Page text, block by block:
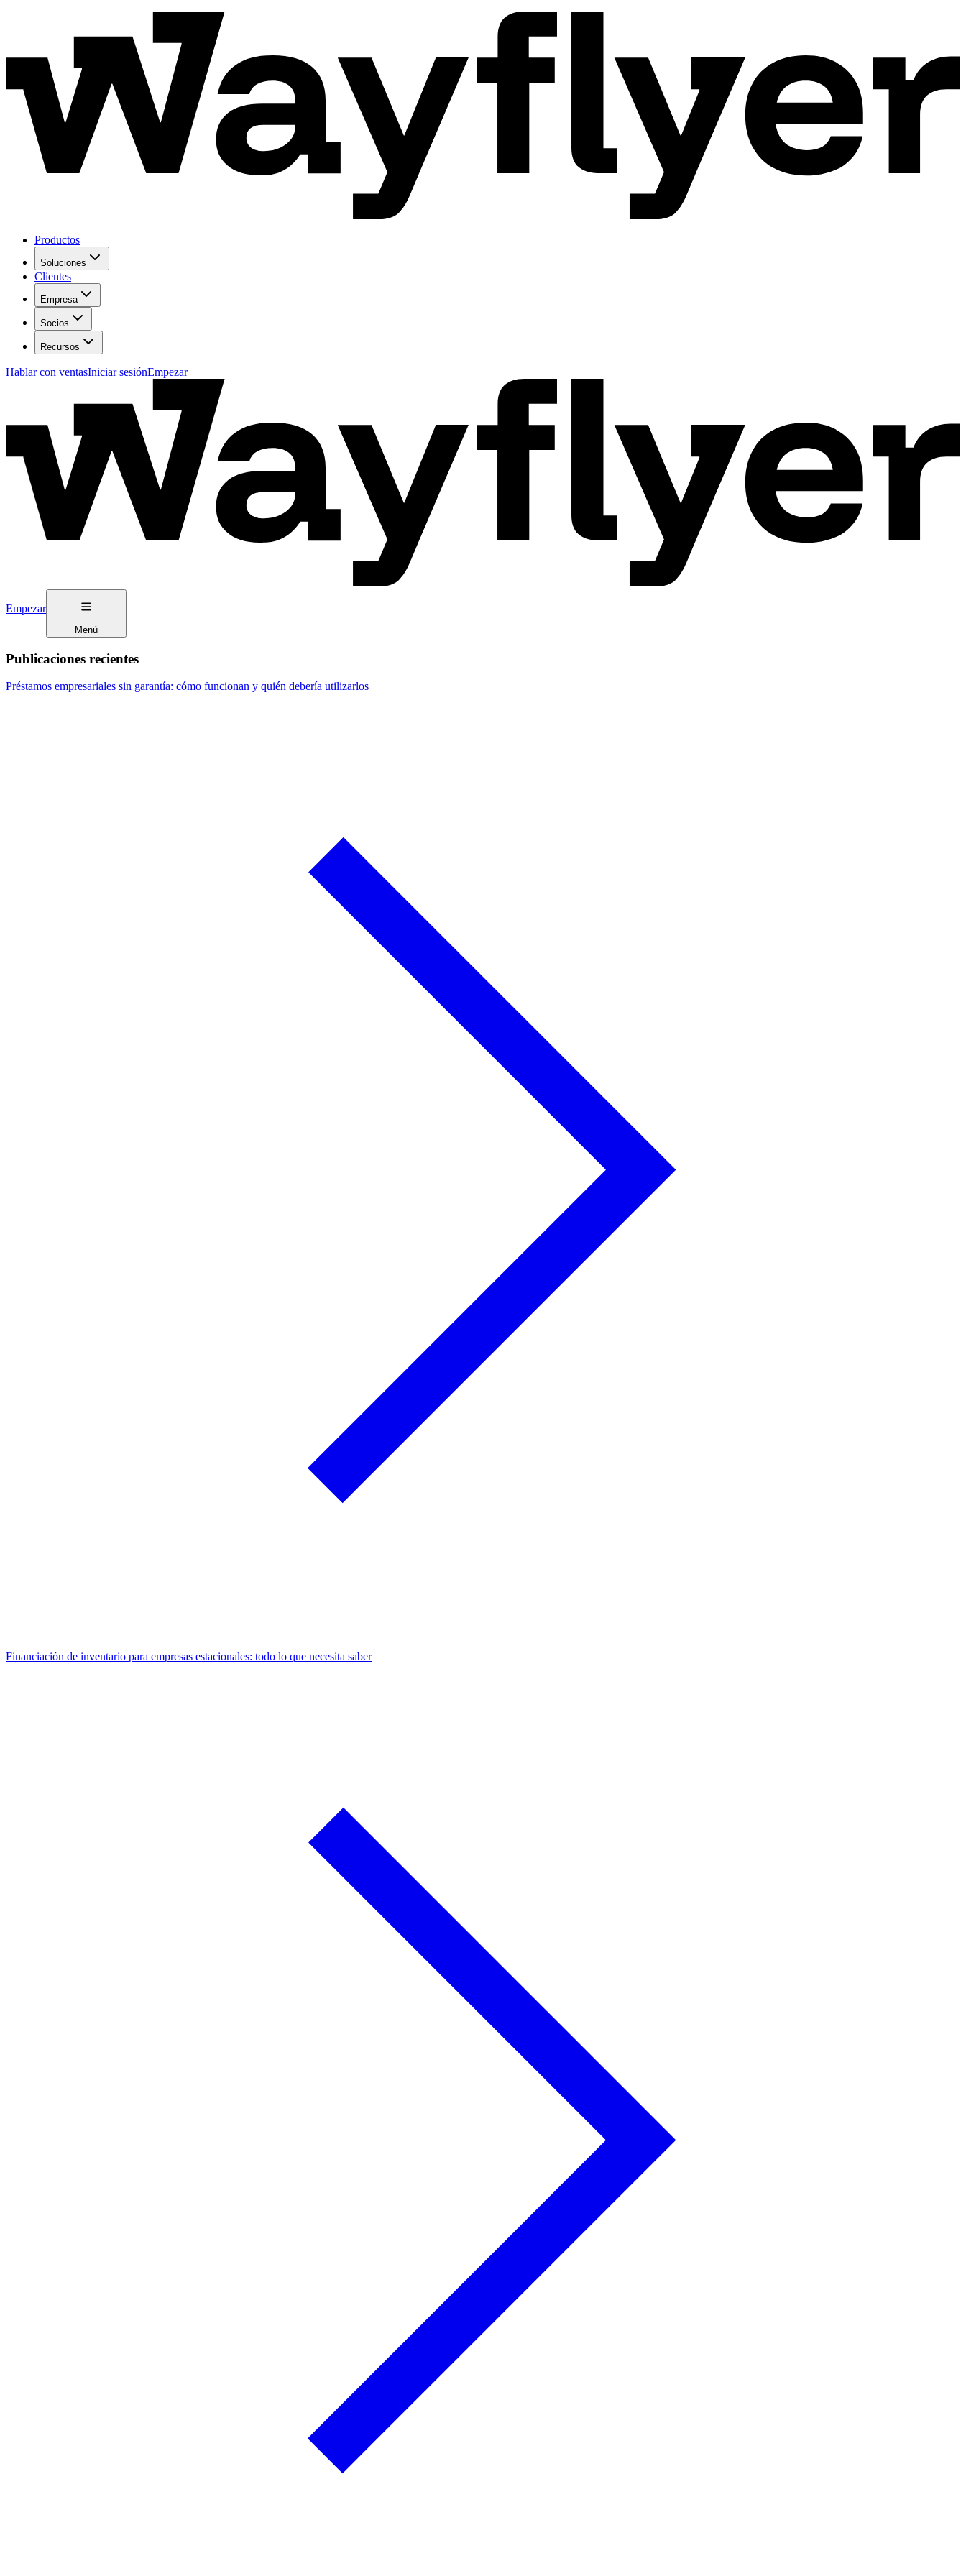
Productos
Soluciones
Clientes
Empresa
Socios
Recursos
Hablar con ventasIniciar sesiónEmpezar
Empezar
Menú
Publicaciones recientes
Préstamos empresariales sin garantía: cómo funcionan y quién debería utilizarlos
Financiación de inventario para empresas estacionales: todo lo que necesita saber